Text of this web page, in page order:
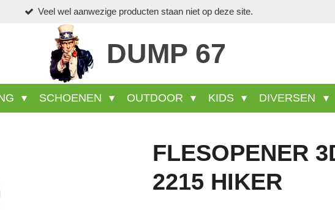
Veel wel aanwezige producten staan niet op deze site.
DUMP 67
SCHOENEN OUTDOOR KIDS DIVERSEN
FLESOPENER
2215 HIKER